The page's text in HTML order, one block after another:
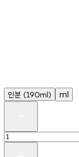
인분 (190ml) ml